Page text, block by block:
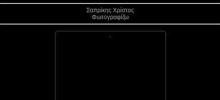
Σαπρίκης Χρίστος
Φωτογραφίζω